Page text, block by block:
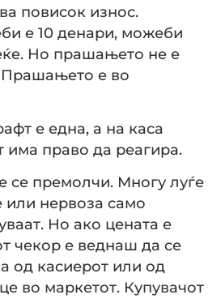
повисок износ.
е 10 денари, можеби
Но прашањето не е
Прашањето е во
е една, а на каса
има право да реагира.
се премолчи. Многу луѓе
нервоза само
Но ако цената е
чекор е веднаш да се
од касиерот или од
во маркетот. Купувачот